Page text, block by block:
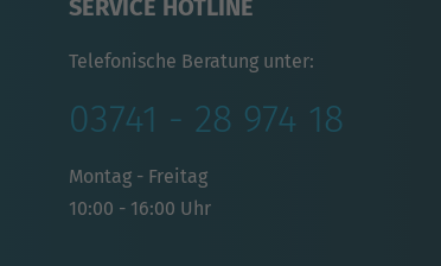
SERVICE HOTLINE
Telefonische Beratung unter:
03741 - 28 974 18
Montag - Freitag
10:00 - 16:00 Uhr